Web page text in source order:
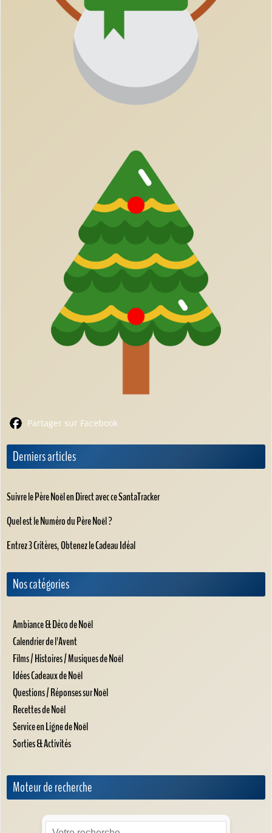
Partager sur Facebook
Derniers articles
Suivre le Père Noël en Direct avec ce SantaTracker
Quel est le Numéro du Père Noël ?
Entrez 3 Critères, Obtenez le Cadeau Idéal
Nos catégories
Ambiance & Déco de Noël
Calendrier de l'Avent
Films / Histoires / Musiques de Noël
Idées Cadeaux de Noël
Questions / Réponses sur Noël
Recettes de Noël
Service en Ligne de Noël
Sorties & Activités
Moteur de recherche